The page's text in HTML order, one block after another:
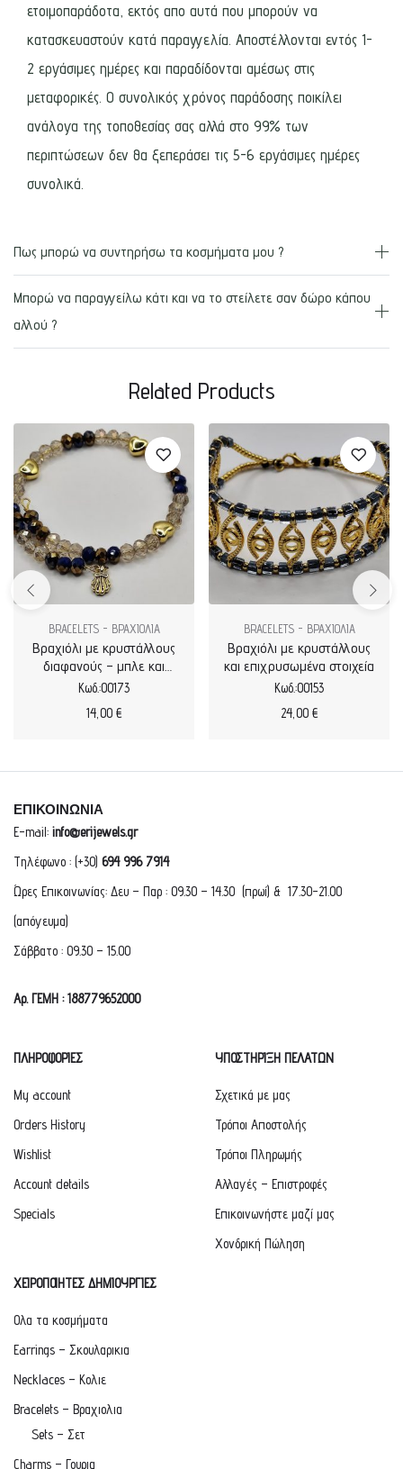
ετοιμοπαράδοτα, εκτός απο αυτά που μπορούν να
κατασκευαστούν κατά παραγγελία. Αποστέλλονται εντός 1-
2 εργάσιμες ημέρες και παραδίδονται αμέσως στις
μεταφορικές. Ο συνολικός χρόνος παράδοσης ποικίλει
ανάλογα της τοποθεσίας σας αλλά στο 99% των
περιπτώσεων δεν θα ξεπεράσει τις 5-6 εργάσιμες ημέρες
συνολικά.
Πως μπορώ να συντηρήσω τα κοσμήματα μου ?
Μπορώ να παραγγείλω κάτι και να το στείλετε σαν δώρο κάπου
αλλού ?
Related Products
BRACELETS - ΒΡΑΧΙΟΛΙΑ
Βραχιόλι με κρυστάλλους
διαφανούς – μπλε και
καρδιές
Κωδ.:00173
14,00 €
BRACELETS - ΒΡΑΧΙΟΛΙΑ
Βραχιόλι με κρυστάλλους
και επιχρυσωμένα στοιχεία
Κωδ.:00153
24,00 €
ΕΠΙΚΟΙΝΩΝΙΑ
E-mail: info@erijewels.gr
Τηλέφωνο : (+30) 694 996 7914
Ώρες Επικοινωνίας: Δευ – Παρ : 09.30 – 14.30 (πρωί) & 17.30-21.00
(απόγευμα)
Σάββατο : 09.30 – 15.00
Αρ. ΓΕΜΗ : 188779652000
ΠΛΗΡΟΦΟΡΙΕΣ
My account
Orders History
Wishlist
Account details
Specials
ΥΠΟΣΤΗΡΙΞΗ ΠΕΛΑΤΩΝ
Σχετικά με μας
Τρόποι Αποστολής
Τρόποι Πληρωμής
Αλλαγές – Επιστροφές
Επικοινωνήστε μαζί μας
Χονδρική Πώληση
ΧΕΙΡΟΠΟΙΗΤΕΣ ΔΗΜΙΟΥΡΓΙΕΣ
Ολα τα κοσμήματα
Earrings – Σκουλαρικια
Necklaces – Κολιε
Bracelets – Βραχιολια
Sets – Σετ
Charms – Γουρια